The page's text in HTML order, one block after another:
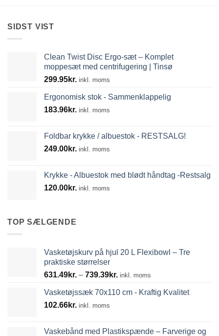
SIDST VIST
Clean Twist Disc Ergo-sæt – Komplet
moppesæt med centrifugering | Tinsø
299.95kr. inkl. moms
Ergonomisk stok - Sammenklappelig
183.96kr. inkl. moms
Foldbar krykke / albuestok - RESTSALG!
249.00kr. inkl. moms
Krykke - Albuestok med blødt håndtag -Restsalg
120.00kr. inkl. moms
TOP SÆLGENDE
Vasketøjskurv på hjul 20 L Flexibowl – Tre
praktiske størrelser
631.49kr. – 739.39kr. Prisinterval:
til
inkl. moms
Vasketøjssæk 70x110 cm - Kraftig Kvalitet
102.66kr. inkl. moms
Vaskebånd med Plastikspænde – Farverige og